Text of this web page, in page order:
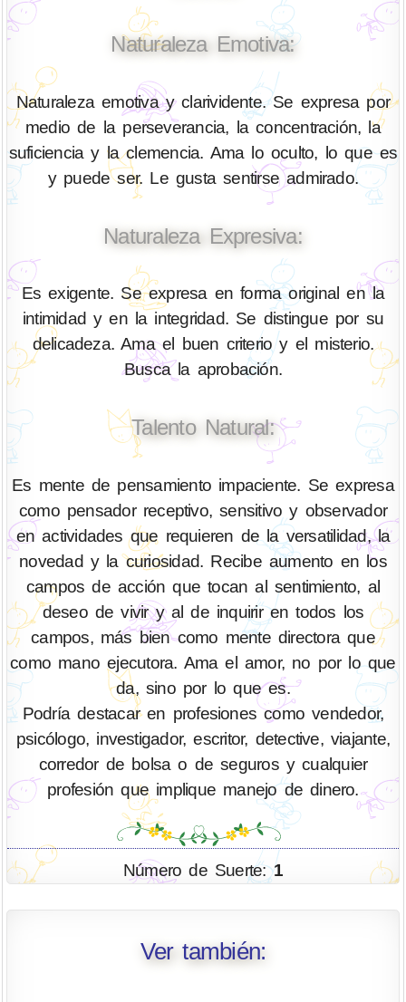
Naturaleza Emotiva:
Naturaleza emotiva y clarividente. Se expresa por
medio de la perseverancia, la concentración, la
suficiencia y la clemencia. Ama lo oculto, lo que es
y puede ser. Le gusta sentirse admirado.
Naturaleza Expresiva:
Es exigente. Se expresa en forma original en la
intimidad y en la integridad. Se distingue por su
delicadeza. Ama el buen criterio y el misterio.
Busca la aprobación.
Talento Natural:
Es mente de pensamiento impaciente. Se expresa
como pensador receptivo, sensitivo y observador
en actividades que requieren de la versatilidad, la
novedad y la curiosidad. Recibe aumento en los
campos de acción que tocan al sentimiento, al
deseo de vivir y al de inquirir en todos los
campos, más bien como mente directora que
como mano ejecutora. Ama el amor, no por lo que
da, sino por lo que es.
Podría destacar en profesiones como vendedor,
psicólogo, investigador, escritor, detective, viajante,
corredor de bolsa o de seguros y cualquier
profesión que implique manejo de dinero.
Número de Suerte:1
Ver también: